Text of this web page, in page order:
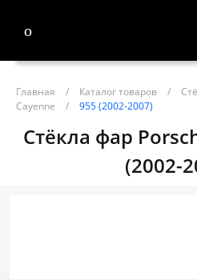
Главная / Каталог товаров /
Cayenne
/ 955 (2002-2007)
Стёкла фар
(2002-